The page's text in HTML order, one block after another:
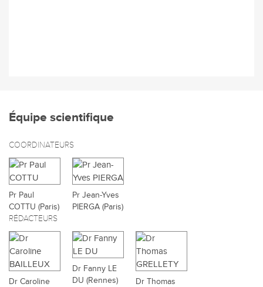
Équipe scientifique
COORDINATEURS
Pr Paul
COTTU (Paris)
Pr Jean-Yves
PIERGA (Paris)
RÉDACTEURS
Dr Caroline
Dr Fanny LE
DU (Rennes)
Dr Thomas